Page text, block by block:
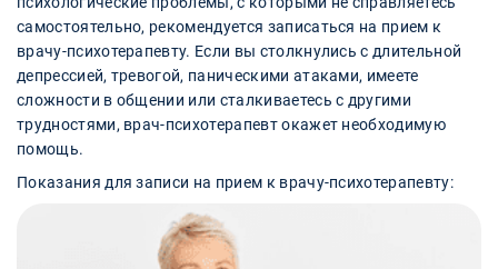
самостоятельно, рекомендуется записаться на прием к
врачу-психотерапевту. Если вы столкнулись с длительной
депрессией, тревогой, паническими атаками, имеете
сложности в общении или сталкиваетесь с другими
трудностями, врач-психотерапевт окажет необходимую
помощь.
Показания для записи на прием к врачу-психотерапевту: